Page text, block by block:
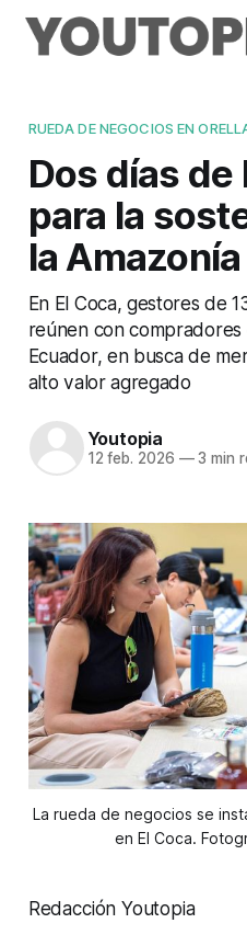
RUEDA DE NEGOCIOS EN
Dos días
para la
la Amazonía
En El Coca, gestores de
reúnen con
Ecuador, en busca de
alto valor agregado
Youtopia
12 feb. 2026 —3 min
La rueda de negocios se
en El Coca.
Redacción Youtopia